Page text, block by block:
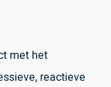
met het
reactieve